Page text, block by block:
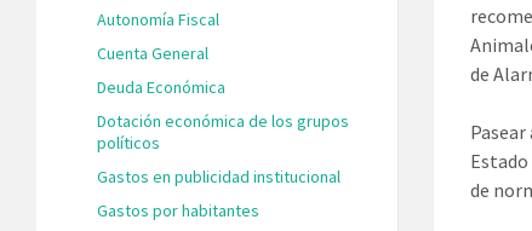
de
de
Autonomía Fiscal
Cuenta General
Deuda Económica
Dotación económica de los grupos
políticos
Gastos en publicidad institucional
Gastos por habitantes